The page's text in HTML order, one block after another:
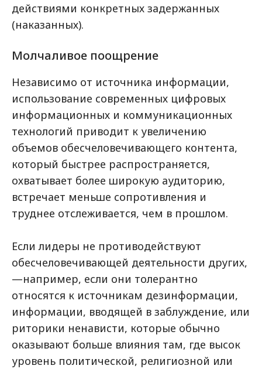
действиями конкретных задержанных
(наказанных).
Молчаливое поощрение
Независимо от источника информации,
использование современных цифровых
информационных и коммуникационных
технологий приводит к увеличению
объемов обесчеловечивающего контента,
который быстрее распространяется,
охватывает более широкую аудиторию,
встречает меньше сопротивления и
труднее отслеживается, чем в прошлом.
Если лидеры не противодействуют
обесчеловечивающей деятельности других,
—например, если они толерантно
относятся к источникам дезинформации,
информации, вводящей в заблуждение, или
риторики ненависти, которые обычно
оказывают больше влияния там, где высок
уровень политической, религиозной или